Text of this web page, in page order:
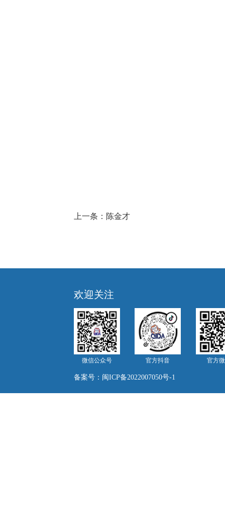
上一条：陈金才
欢迎关注
微信公众号 官方抖音 官方
备案号： 闽ICP备2022007050号-1